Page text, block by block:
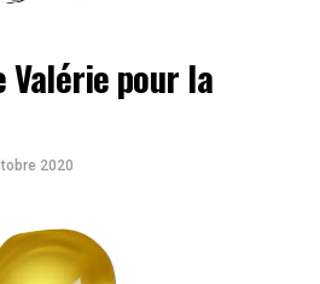
Valérie pour la
2020